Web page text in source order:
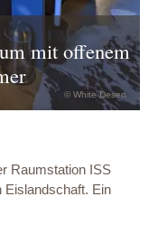
© White Desert
mit offenem
Raumstation ISS
Eislandschaft. Ein